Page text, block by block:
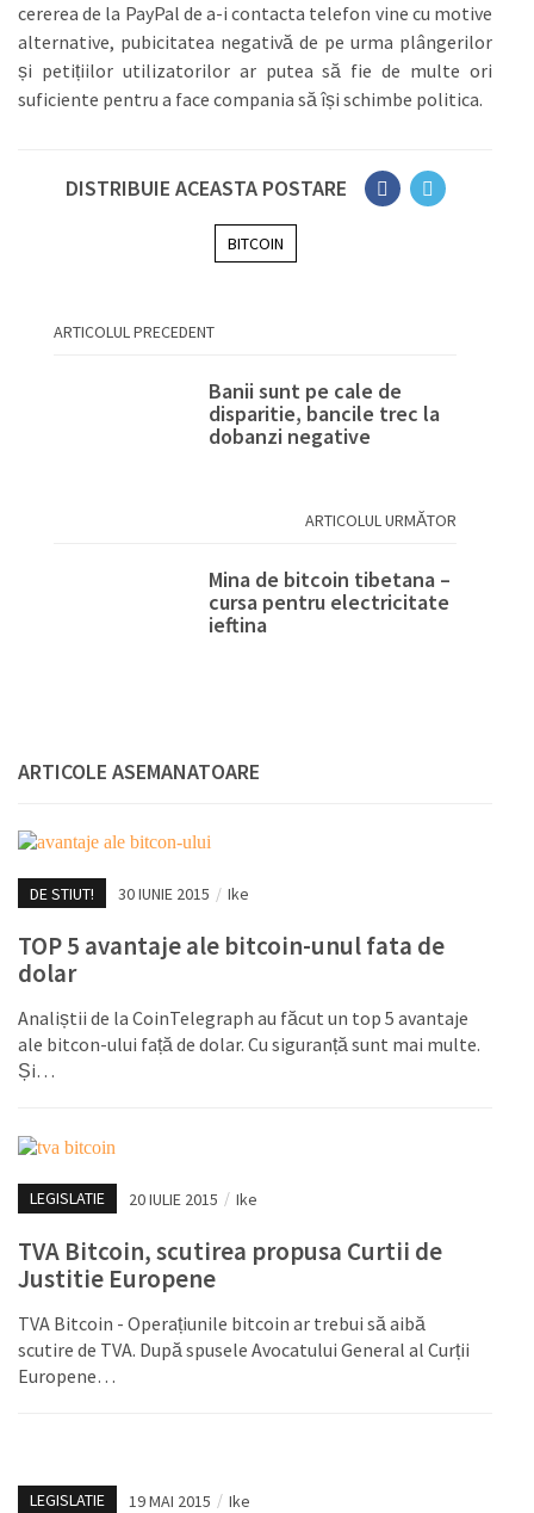
cererea de la PayPal de a-i contacta telefon vine cu motive
alternative, pubicitatea negativă de pe urma plângerilor
și petițiilor utilizatorilor ar putea să fie de multe ori
suficiente pentru a face compania să își schimbe politica.
DISTRIBUIE ACEASTA POSTARE
BITCOIN
ARTICOLUL PRECEDENT
Banii sunt pe cale de
disparitie, bancile trec la
dobanzi negative
ARTICOLUL URMĂTOR
Mina de bitcoin tibetana –
cursa pentru electricitate
ieftina
ARTICOLE ASEMANATOARE
DE STIUT! 30 IUNIE 2015 / Ike
TOP 5 avantaje ale bitcoin-unul fata de
dolar
Analiștii de la CoinTelegraph au făcut un top 5 avantaje
ale bitcon-ului față de dolar. Cu siguranță sunt mai multe.
Și…
LEGISLATIE 20 IULIE 2015 / Ike
TVA Bitcoin, scutirea propusa Curtii de
Justitie Europene
TVA Bitcoin - Operațiunile bitcoin ar trebui să aibă
scutire de TVA. După spusele Avocatului General al Curții
Europene…
LEGISLATIE 19 MAI 2015 / Ike